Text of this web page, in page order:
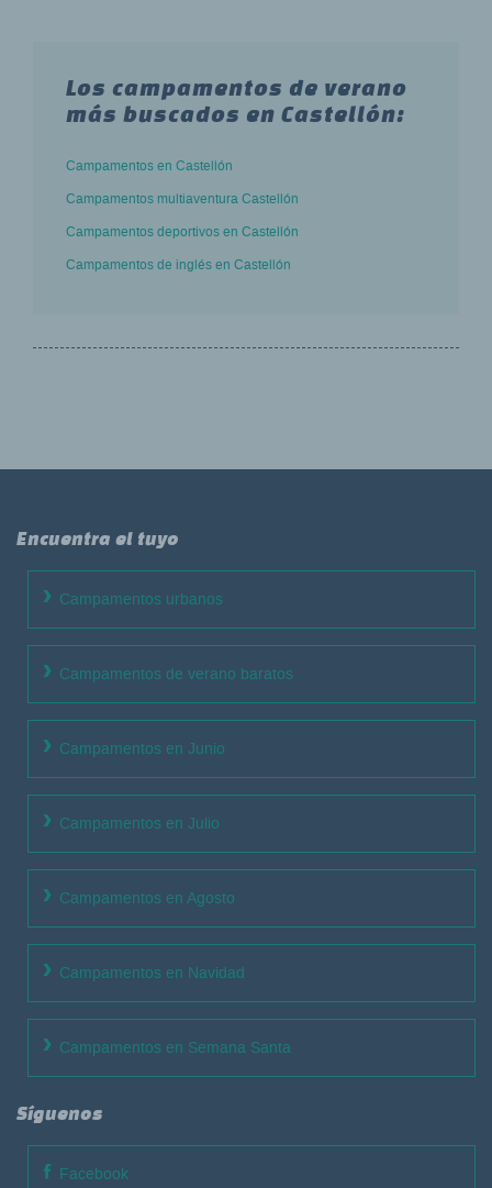
Los campamentos de verano
más buscados en Castellón:
Campamentos en Castellón
Campamentos multiaventura Castellón
Campamentos deportivos en Castellón
Campamentos de inglés en Castellón
Encuentra el tuyo
Campamentos urbanos
Campamentos de verano baratos
Campamentos en Junio
Campamentos en Julio
Campamentos en Agosto
Campamentos en Navidad
Campamentos en Semana Santa
Síguenos
Facebook